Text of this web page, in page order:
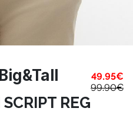
49.95€
99.90€
REG